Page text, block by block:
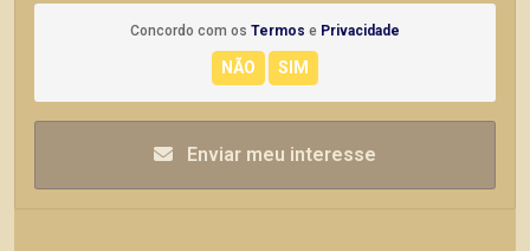
Concordo com os Termos e Privacidade
Enviar meu interesse